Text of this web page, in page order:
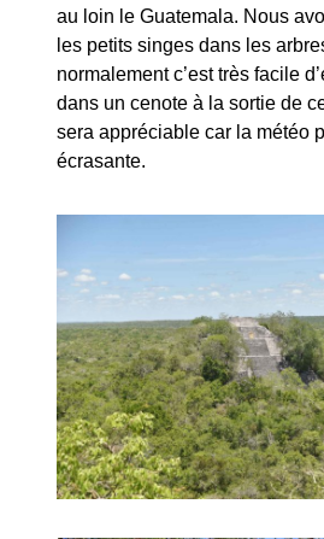
au loin le Guatemala. Nous
les petits singes dans les
normalement c’est très facile
dans un cenote à la sortie de
sera appréciable car la météo
écrasante.